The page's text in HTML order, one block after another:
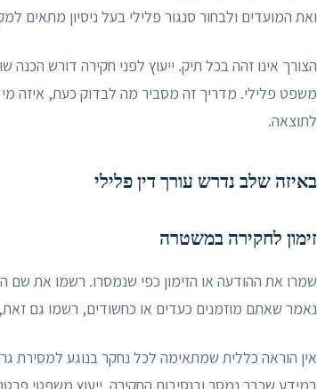
ואת המועדים ולבחור סנגור פלילי בעל ניסיון מתאים
הצורך אינו זהה בכל תיק. ייעוץ לפני חקירה דורש
משפט פלילי. מדריך זה מסביר מה לבדוק כעת, איזה
לתוצאה.
באיזה שלב נדרש עורך דין פלילי
זימון לחקירה במשטרה
שמרו את ההודעה או הזימון כפי שנמסרו. רשמו את
נאמר שאתם מוזמנים כעדים או כחשודים, רשמו גם
אין הוראה כללית שמתאימה לכל נחקר בנוגע
במידע שכבר נמסר ובנסיבות החקירה. ייעוץ משפטי